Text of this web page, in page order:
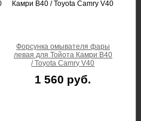
Форсунка омывателя фары
левая для Тойота Камри В40
/ Toyota Camry V40
1 560 руб.